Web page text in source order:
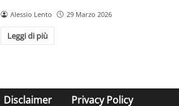
Alessio Lento 29 Marzo 2026
Leggi di più
Disclaimer Privacy Policy